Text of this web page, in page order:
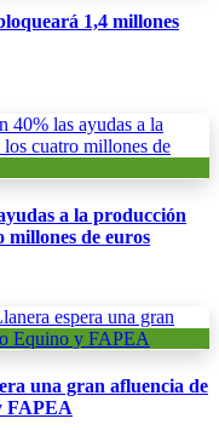
1,4 millones
a la producción
millones de euros
una gran afluencia de
FAPEA